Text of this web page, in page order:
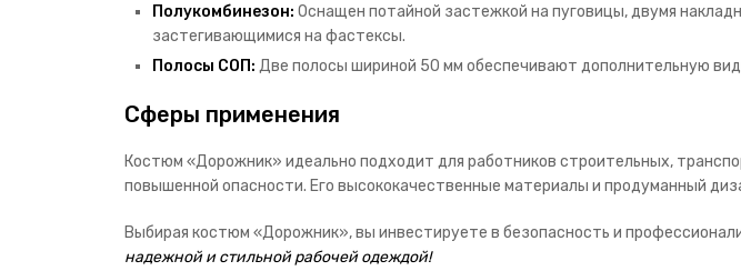
Полукомбинезон: Оснащен потайной застежкой на пуговицы, двумя
застегивающимися на фастексы.
Полосы СОП: Две полосы шириной 50 мм обеспечивают дополнительную
Сферы применения
Костюм «Дорожник» идеально подходит для работников строительных,
повышенной опасности. Его высококачественные материалы и продуманный
Выбирая костюм «Дорожник», вы инвестируете в безопасность и
надежной и стильной рабочей одеждой!